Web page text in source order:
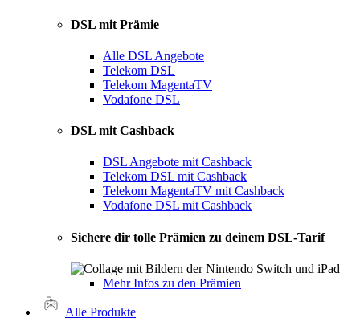
DSL mit Prämie
Alle DSL Angebote
Telekom DSL
Telekom MagentaTV
Vodafone DSL
DSL mit Cashback
DSL Angebote mit Cashback
Telekom DSL mit Cashback
Telekom MagentaTV mit Cashback
Vodafone DSL mit Cashback
Sichere dir tolle Prämien zu deinem DSL-Tarif
Mehr Infos zu den Prämien
Alle Produkte